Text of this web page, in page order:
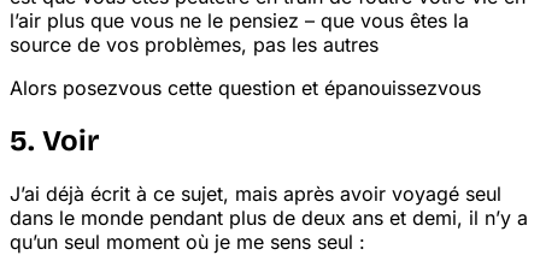
l’air plus que vous ne le pensiez – que vous êtes la
source de vos problèmes, pas les autres
Alors posezvous cette question et épanouissezvous
5. Voir
J’ai déjà écrit à ce sujet, mais après avoir voyagé seul
dans le monde pendant plus de deux ans et demi, il n’y a
qu’un seul moment où je me sens seul :